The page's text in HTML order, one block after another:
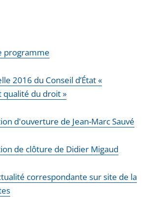
programme
2016 du Conseil d’État «
qualité du droit »
d'ouverture de Jean-Marc Sauvé
de clôture de Didier Migaud
correspondante sur site de la